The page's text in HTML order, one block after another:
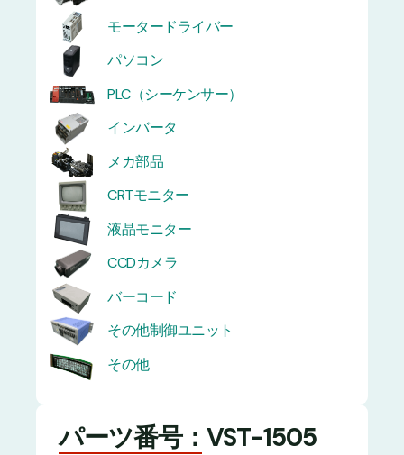
モータードライバー
パソコン
PLC（シーケンサー）
インバータ
メカ部品
CRTモニター
液晶モニター
CCDカメラ
バーコード
その他制御ユニット
その他
パーツ番号：VST-1505